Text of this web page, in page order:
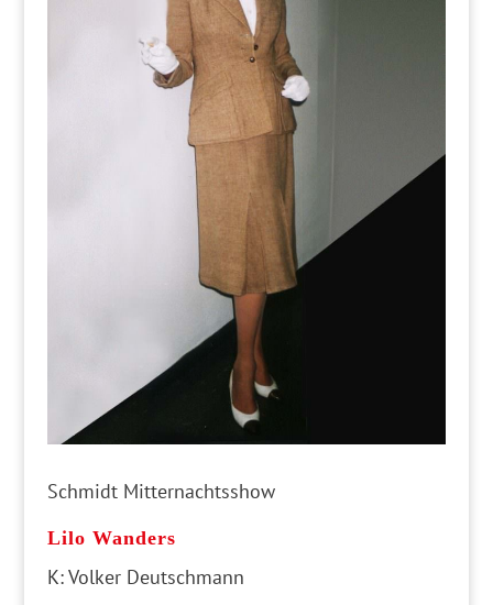
Schmidt Mitternachtsshow
Lilo Wanders
K: Volker Deutschmann